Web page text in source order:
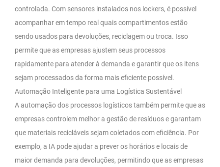
controlada. Com sensores instalados nos lockers, é possível
acompanhar em tempo real quais compartimentos estão
sendo usados para devoluções, reciclagem ou troca. Isso
permite que as empresas ajustem seus processos
rapidamente para atender à demanda e garantir que os itens
sejam processados da forma mais eficiente possível.
Automação Inteligente para uma Logística Sustentável
A automação dos processos logísticos também permite que as
empresas controlem melhor a gestão de resíduos e garantam
que materiais recicláveis sejam coletados com eficiência. Por
exemplo, a IA pode ajudar a prever os horários e locais de
maior demanda para devoluções, permitindo que as empresas